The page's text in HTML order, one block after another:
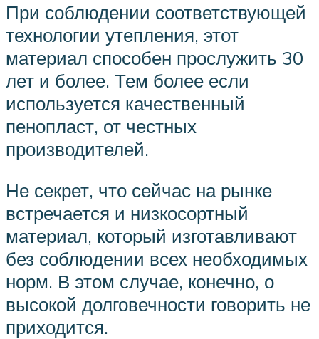
При соблюдении соответствующей
технологии утепления, этот
материал способен прослужить 30
лет и более. Тем более если
используется качественный
пенопласт, от честных
производителей.
Не секрет, что сейчас на рынке
встречается и низкосортный
материал, который изготавливают
без соблюдении всех необходимых
норм. В этом случае, конечно, о
высокой долговечности говорить не
приходится.